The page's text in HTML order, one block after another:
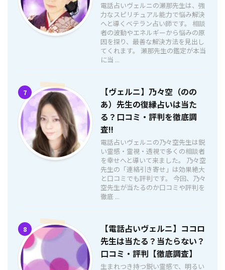
電話占いヴェルニの瀬那先生は、強
力なスピリチュアル能力で悩み解決
へと導くベテラン占い師です。 相談
者の波動やエネルギーから悩みの原
因を探り、最善な解決方法を見出し
てくれます。 瀬那先生の鑑定が本当
に当 ...
7
【ヴェルニ】乃々空（のの
あ）先生の復縁占いは当た
る？口コミ・評判を徹底調
査!!
電話占いヴェルニの乃々空先生は鋭
い霊感・霊視・透視で多くの相談者
を幸せへと導いて来ました。 乃々空
先生の「連絡引き寄せ」は効果絶大
と口コミでも評判です。 今回、乃々
空先生が当たるのか口コミや評判を
徹底 ...
8
【電話占いヴェルニ】ココロ
先生は当たる？当たらない？
口コミ・評判【徹底調査】
生まれつき持つ鋭い霊感で、明るい